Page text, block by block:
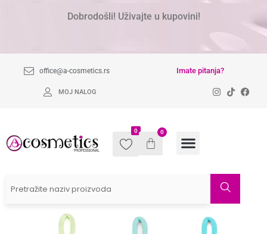
Dobrodošli! Uživajte u kupovini!
office@a-cosmetics.rs Imate pitanja?
MOJ NALOG
0 0